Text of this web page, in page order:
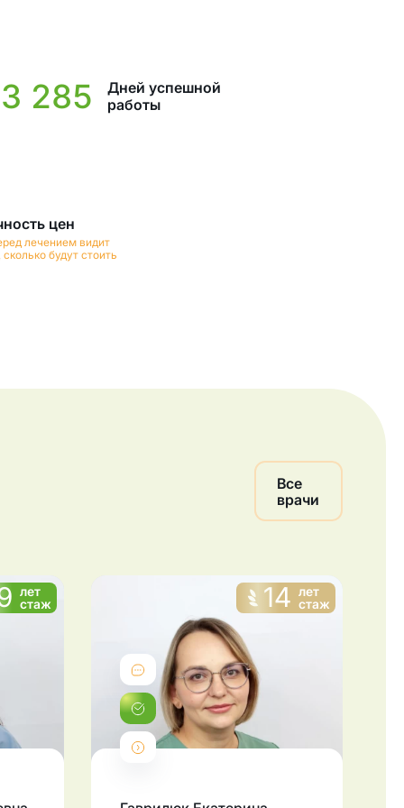
3 285
Дней успешной
работы
цен
лечением видит
будут стоить
Все
врачи
лет
стаж
14 лет
стаж
Отзывы
Записаться
Подробнее